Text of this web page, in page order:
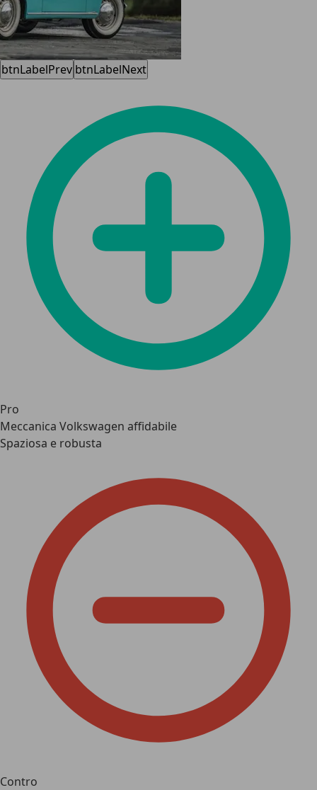
btnLabelPrev btnLabelNext
Pro
Meccanica Volkswagen affidabile
Spaziosa e robusta
Contro